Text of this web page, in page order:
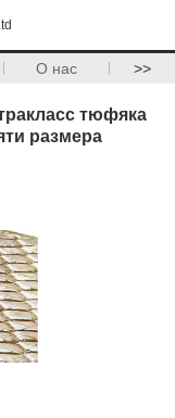
О нас >>
тюфяка
размера